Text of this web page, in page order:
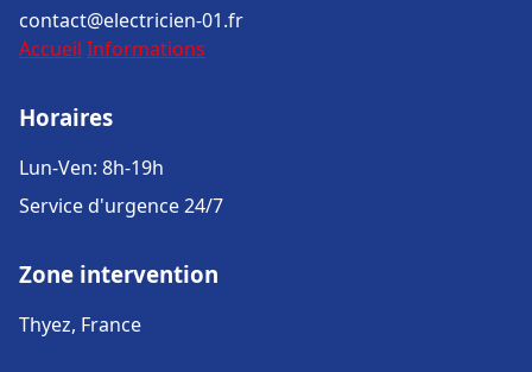
contact@electricien-01.fr
Accueil Informations
Horaires
Lun-Ven: 8h-19h
Service d'urgence 24/7
Zone intervention
Thyez, France